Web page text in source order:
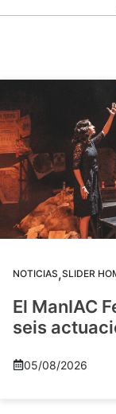
NOTICIAS,SLIDER
El ManIAC
seis
05/08/2026